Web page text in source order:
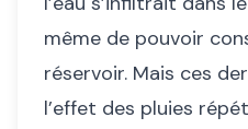
même de pouvoir
réservoir. Mais ces
l’effet des pluies